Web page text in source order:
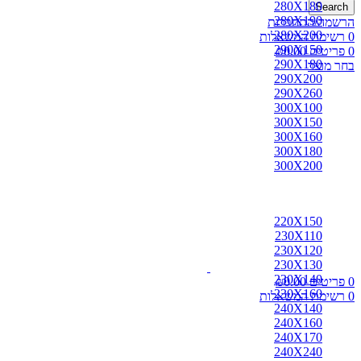
Search
הרשמה/התחברות
0 רשימת המשאלות
0 פריטים ₪0.00
בחר מוצר
0 פריטים ₪0.00
0 רשימת המשאלות
280X180
280X190
280X200
290X150
290X180
290X200
290X260
300X100
300X150
300X160
300X180
300X200
220X150
230X110
230X120
230X130
230X140
230X160
240X140
240X160
240X170
240X240